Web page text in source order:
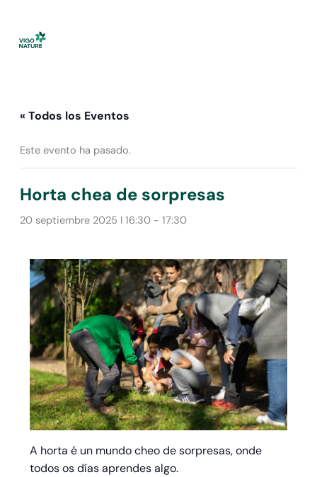
contenido
« Todos los Eventos
Este evento ha pasado.
Horta chea de sorpresas
20 septiembre 2025 I 16:30- 17:30
A horta é un mundo cheo de sorpresas, onde
todos os días aprendes algo.